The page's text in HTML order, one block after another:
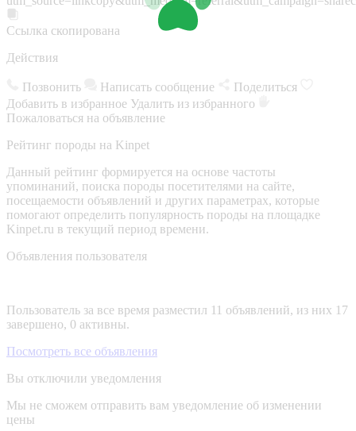
Ссылка скопирована
Действия
Позвонить Написать сообщение
Поделиться
Добавить в избранное Удалить из избранного
Пожаловаться на объявление
Рейтинг породы на Kinpet
Данный рейтинг формируется на основе частоты
упоминаний, поиска породы посетителями на сайте,
посещаемости объявлений и других параметрах, которые
помогают определить популярность породы на площадке
Kinpet.ru в текущий период времени.
Объявления пользователя
Пользователь за все время разместил 11 объявлений, из них 17
завершено, 0 активны.
Посмотреть все объявления
Вы отключили уведомления
Мы не сможем отправить вам уведомление об изменении
цены